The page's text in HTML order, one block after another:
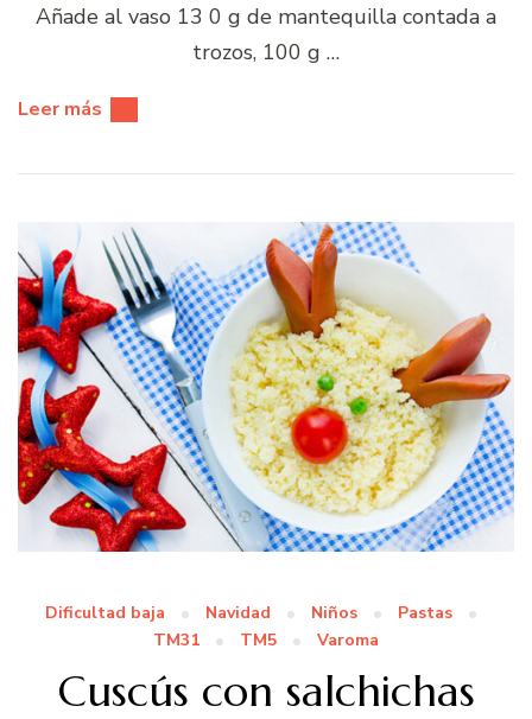
Añade al vaso 13 0 g de mantequilla contada a
trozos, 100 g …
Leer más
Dificultad baja Navidad Niños
Pastas
TM31
TM5 Varoma
Cuscús con salchichas